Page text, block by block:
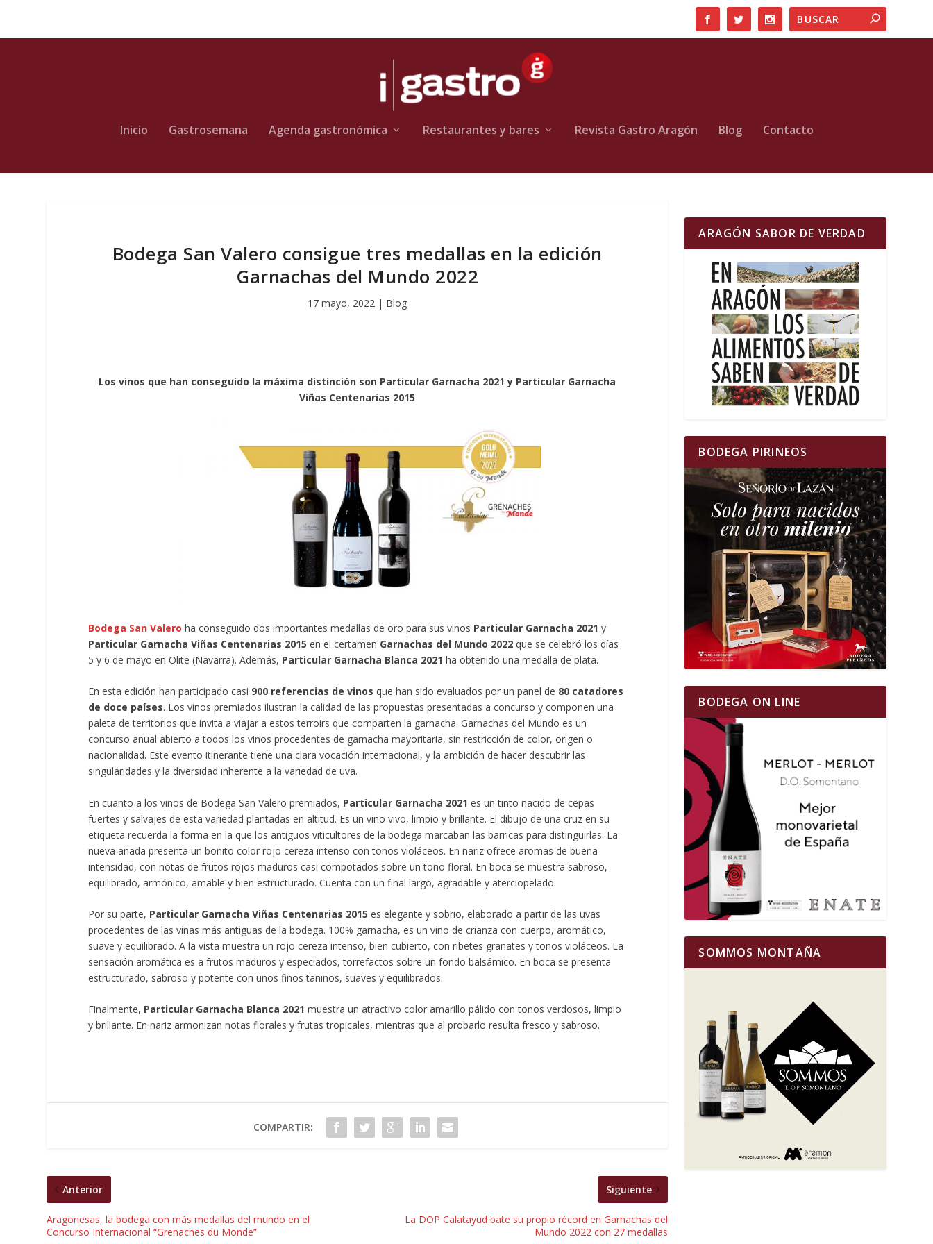
Inicio Gastrosemana Agenda gastronómica Restaurantes y bares Revista Gastro Aragón Blog Contacto
Bodega San Valero consigue tres medallas en la edición
Garnachas del Mundo 2022
17 mayo, 2022 | Blog
Los vinos que han conseguido la máxima distinción son Particular Garnacha 2021 y Particular Garnacha
Viñas Centenarias 2015
Bodega San Valero ha conseguido dos importantes medallas de oro para sus vinos Particular Garnacha 2021 y
Particular Garnacha Viñas Centenarias 2015 en el certamen Garnachas del Mundo 2022 que se celebró los días
5 y 6 de mayo en Olite (Navarra). Además, Particular Garnacha Blanca 2021 ha obtenido una medalla de plata.
En esta edición han participado casi 900 referencias de vinos que han sido evaluados por un panel de 80 catadores
de doce países. Los vinos premiados ilustran la calidad de las propuestas presentadas a concurso y componen una
paleta de territorios que invita a viajar a estos terroirs que comparten la garnacha. Garnachas del Mundo es un
concurso anual abierto a todos los vinos procedentes de garnacha mayoritaria, sin restricción de color, origen o
nacionalidad. Este evento itinerante tiene una clara vocación internacional, y la ambición de hacer descubrir las
singularidades y la diversidad inherente a la variedad de uva.
En cuanto a los vinos de Bodega San Valero premiados, Particular Garnacha 2021 es un tinto nacido de cepas
fuertes y salvajes de esta variedad plantadas en altitud. Es un vino vivo, limpio y brillante. El dibujo de una cruz en su
etiqueta recuerda la forma en la que los antiguos viticultores de la bodega marcaban las barricas para distinguirlas. La
nueva añada presenta un bonito color rojo cereza intenso con tonos violáceos. En nariz ofrece aromas de buena
intensidad, con notas de frutos rojos maduros casi compotados sobre un tono floral. En boca se muestra sabroso,
equilibrado, armónico, amable y bien estructurado. Cuenta con un final largo, agradable y aterciopelado.
Por su parte, Particular Garnacha Viñas Centenarias 2015 es elegante y sobrio, elaborado a partir de las uvas
procedentes de las viñas más antiguas de la bodega. 100% garnacha, es un vino de crianza con cuerpo, aromático,
suave y equilibrado. A la vista muestra un rojo cereza intenso, bien cubierto, con ribetes granates y tonos violáceos. La
sensación aromática es a frutos maduros y especiados, torrefactos sobre un fondo balsámico. En boca se presenta
estructurado, sabroso y potente con unos finos taninos, suaves y equilibrados.
Finalmente, Particular Garnacha Blanca 2021 muestra un atractivo color amarillo pálido con tonos verdosos, limpio
y brillante. En nariz armonizan notas florales y frutas tropicales, mientras que al probarlo resulta fresco y sabroso.
COMPARTIR:
Anterior
Aragonesas, la bodega con más medallas del mundo en el
Concurso Internacional “Grenaches du Monde”
Siguiente
La DOP Calatayud bate su propio récord en Garnachas del
Mundo 2022 con 27 medallas
ARAGÓN SABOR DE VERDAD
BODEGA PIRINEOS
BODEGA ON LINE
SOMMOS MONTAÑA